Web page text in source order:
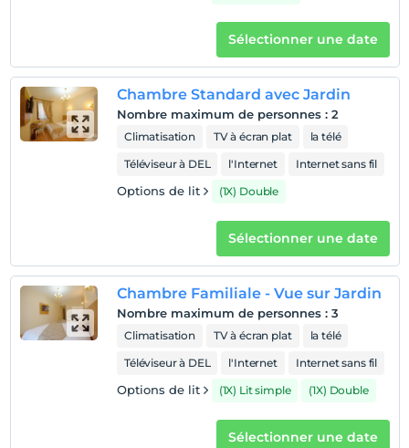
Sélectionner une date
Chambre Standard avec Jardin
Nombre maximum de personnes : 2
Climatisation TV à écran plat
la télé
Téléviseur à DEL
l'Internet Internet sans fil
Options de lit (1X) Double
Sélectionner une date
Chambre Familiale - Vue sur Jardin
Nombre maximum de personnes : 3
Climatisation TV à écran plat
la télé
Téléviseur à DEL
l'Internet Internet sans fil
Options de lit (1X) Lit simple (1X) Double
Sélectionner une date